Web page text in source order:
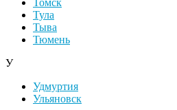
Томск
Тула
Тыва
Тюмень
У
Удмуртия
Ульяновск